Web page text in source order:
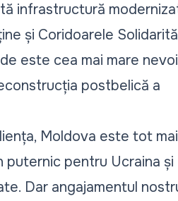
infrastructură
și Coridoarele
este cea mai mare
postbelică a
Moldova este tot mai
pentru Ucraina și
Dar angajamentul